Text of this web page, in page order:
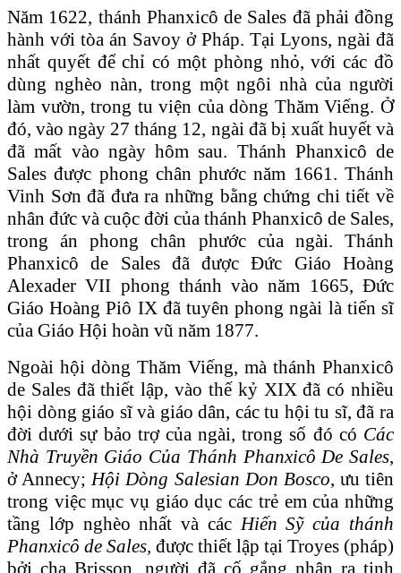
Năm 1622, thánh Phanxicô de Sales đã phải đồng
hành với tòa án Savoy ở Pháp. Tại Lyons, ngài đã
nhất quyết để chỉ có một phòng nhỏ, với các đồ
dùng nghèo nàn, trong một ngôi nhà của người
làm vườn, trong tu viện của dòng Thăm Viếng. Ở
đó, vào ngày 27 tháng 12, ngài đã bị xuất huyết và
đã mất vào ngày hôm sau. Thánh Phanxicô de
Sales được phong chân phước năm 1661. Thánh
Vinh Sơn đã đưa ra những bằng chứng chi tiết về
nhân đức và cuộc đời của thánh Phanxicô de Sales,
trong án phong chân phước của ngài. Thánh
Phanxicô de Sales đã được Đức Giáo Hoàng
Alexader VII phong thánh vào năm 1665, Đức
Giáo Hoàng Piô IX đã tuyên phong ngài là tiến sĩ
của Giáo Hội hoàn vũ năm 1877.
Ngoài hội dòng Thăm Viếng, mà thánh Phanxicô
de Sales đã thiết lập, vào thế kỷ XIX đã có nhiều
hội dòng giáo sĩ và giáo dân, các tu hội tu sĩ, đã ra
đời dưới sự bảo trợ của ngài, trong số đó có Các
Nhà Truyền Giáo Của Thánh Phanxicô De Sales,
ở Annecy;Hội Dòng Salesian Don Bosco, ưu tiên
trong việc mục vụ giáo dục các trẻ em của những
tầng lớp nghèo nhất và cácHiến Sỹ của thánh
Phanxicô de Sales, được thiết lập tại Troyes (pháp)
bởi cha Brisson, người đã cố gắng nhận ra tinh